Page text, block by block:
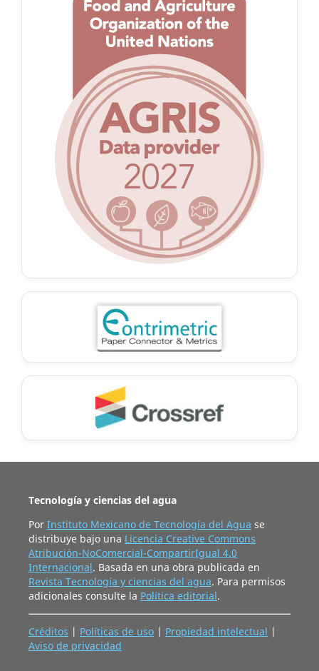
Tecnología y ciencias del agua
Por Instituto Mexicano de Tecnología del Agua se
distribuye bajo una Licencia Creative Commons
Atribución-NoComercial-CompartirIgual 4.0
Internacional. Basada en una obra publicada en
Revista Tecnología y ciencias del agua. Para permisos
adicionales consulte la Política editorial.
Créditos | Políticas de uso| Propiedad intelectual |
Aviso de privacidad